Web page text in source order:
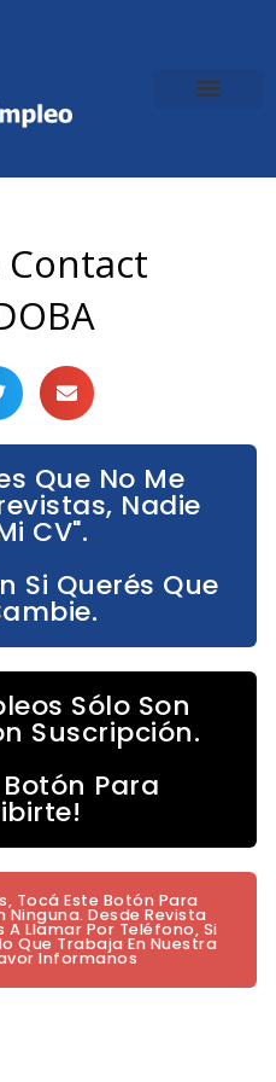
Contact
Que No Me
Nadie
CV".
Si Querés Que
Sólo Son
Suscripción.
Botón Para
Tocá Este Botón Para
Ninguna. Desde Revista
A Llamar Por Teléfono, Si
Que Trabaja En Nuestra
Informanos